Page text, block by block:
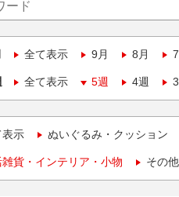
全て表示 9月 8月
全て表示 5週 4週
表示 ぬいぐるみ・クッション
貨・インテリア・小物 その